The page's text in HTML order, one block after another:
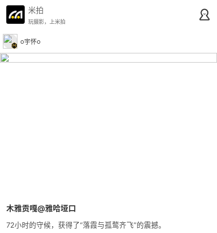
米拍
玩摄影，上米拍
o宇怀o
木雅贡嘎@雅哈垭口
72小时的守候，获得了“落霞与孤鹜齐飞”的震撼。